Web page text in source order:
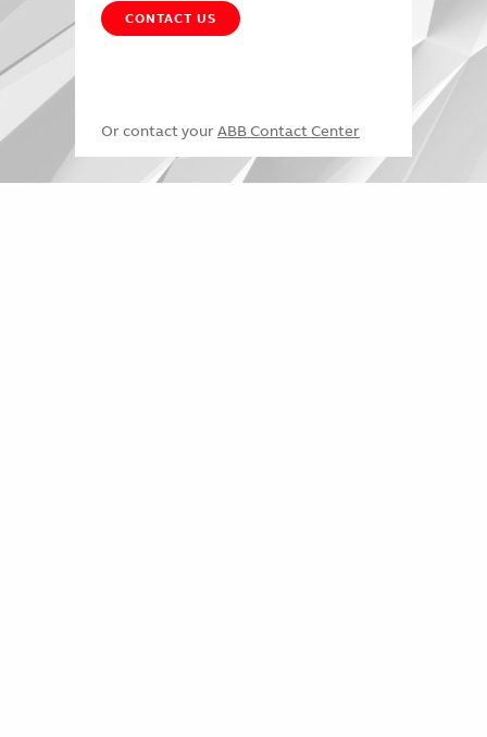
CONTACT US
Or contact your ABB Contact Center